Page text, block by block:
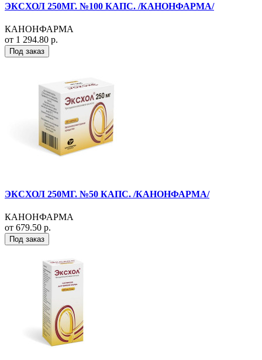
ЭКСХОЛ 250МГ. №100 КАПС. /КАНОНФАРМА/
КАНОНФАРМА
от 1 294.80 р.
Под заказ
ЭКСХОЛ 250МГ. №50 КАПС. /КАНОНФАРМА/
КАНОНФАРМА
от 679.50 р.
Под заказ